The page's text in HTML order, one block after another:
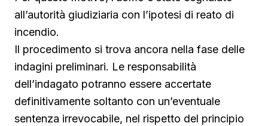
all’autorità giudiziaria con l’ipotesi di reato di
incendio.
Il procedimento si trova ancora nella fase delle
indagini preliminari. Le responsabilità
dell’indagato potranno essere accertate
definitivamente soltanto con un’eventuale
sentenza irrevocabile, nel rispetto del principio